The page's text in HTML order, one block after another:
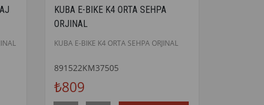
KUBA E-BIKE K4 ORTA SEHPA
ORJINAL
KUBA E-BIKE K4 ORTA SEHPA ORJINAL
891522KM37505
₺809